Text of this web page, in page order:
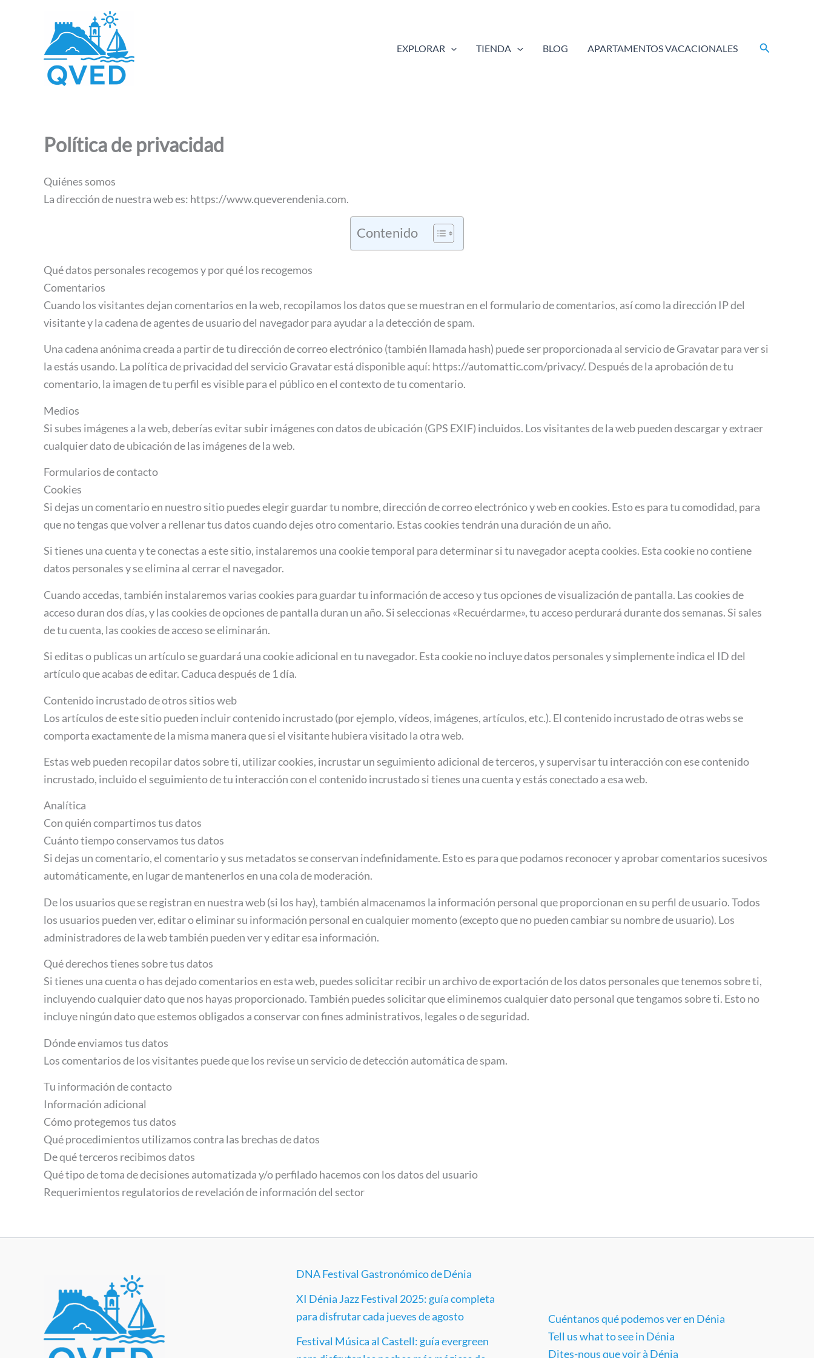
EXPLORAR TIENDA BLOG APARTAMENTOS VACACIONALES Buscar
Política de privacidad
Quiénes somos
La dirección de nuestra web es: https://www.queverendenia.com.
Contenido
Qué datos personales recogemos y por qué los recogemos
Comentarios
Cuando los visitantes dejan comentarios en la web, recopilamos los datos que se muestran en el formulario de comentarios, así como la dirección IP del
visitante y la cadena de agentes de usuario del navegador para ayudar a la detección de spam.
Una cadena anónima creada a partir de tu dirección de correo electrónico (también llamada hash) puede ser proporcionada al servicio de Gravatar para ver si
la estás usando. La política de privacidad del servicio Gravatar está disponible aquí: https://automattic.com/privacy/. Después de la aprobación de tu
comentario, la imagen de tu perfil es visible para el público en el contexto de tu comentario.
Medios
Si subes imágenes a la web, deberías evitar subir imágenes con datos de ubicación (GPS EXIF) incluidos. Los visitantes de la web pueden descargar y extraer
cualquier dato de ubicación de las imágenes de la web.
Formularios de contacto
Cookies
Si dejas un comentario en nuestro sitio puedes elegir guardar tu nombre, dirección de correo electrónico y web en cookies. Esto es para tu comodidad, para
que no tengas que volver a rellenar tus datos cuando dejes otro comentario. Estas cookies tendrán una duración de un año.
Si tienes una cuenta y te conectas a este sitio, instalaremos una cookie temporal para determinar si tu navegador acepta cookies. Esta cookie no contiene
datos personales y se elimina al cerrar el navegador.
Cuando accedas, también instalaremos varias cookies para guardar tu información de acceso y tus opciones de visualización de pantalla. Las cookies de
acceso duran dos días, y las cookies de opciones de pantalla duran un año. Si seleccionas «Recuérdarme», tu acceso perdurará durante dos semanas. Si sales
de tu cuenta, las cookies de acceso se eliminarán.
Si editas o publicas un artículo se guardará una cookie adicional en tu navegador. Esta cookie no incluye datos personales y simplemente indica el ID del
artículo que acabas de editar. Caduca después de 1 día.
Contenido incrustado de otros sitios web
Los artículos de este sitio pueden incluir contenido incrustado (por ejemplo, vídeos, imágenes, artículos, etc.). El contenido incrustado de otras webs se
comporta exactamente de la misma manera que si el visitante hubiera visitado la otra web.
Estas web pueden recopilar datos sobre ti, utilizar cookies, incrustar un seguimiento adicional de terceros, y supervisar tu interacción con ese contenido
incrustado, incluido el seguimiento de tu interacción con el contenido incrustado si tienes una cuenta y estás conectado a esa web.
Analítica
Con quién compartimos tus datos
Cuánto tiempo conservamos tus datos
Si dejas un comentario, el comentario y sus metadatos se conservan indefinidamente. Esto es para que podamos reconocer y aprobar comentarios sucesivos
automáticamente, en lugar de mantenerlos en una cola de moderación.
De los usuarios que se registran en nuestra web (si los hay), también almacenamos la información personal que proporcionan en su perfil de usuario. Todos
los usuarios pueden ver, editar o eliminar su información personal en cualquier momento (excepto que no pueden cambiar su nombre de usuario). Los
administradores de la web también pueden ver y editar esa información.
Qué derechos tienes sobre tus datos
Si tienes una cuenta o has dejado comentarios en esta web, puedes solicitar recibir un archivo de exportación de los datos personales que tenemos sobre ti,
incluyendo cualquier dato que nos hayas proporcionado. También puedes solicitar que eliminemos cualquier dato personal que tengamos sobre ti. Esto no
incluye ningún dato que estemos obligados a conservar con fines administrativos, legales o de seguridad.
Dónde enviamos tus datos
Los comentarios de los visitantes puede que los revise un servicio de detección automática de spam.
Tu información de contacto
Información adicional
Cómo protegemos tus datos
Qué procedimientos utilizamos contra las brechas de datos
De qué terceros recibimos datos
Qué tipo de toma de decisiones automatizada y/o perfilado hacemos con los datos del usuario
Requerimientos regulatorios de revelación de información del sector
DNA Festival Gastronómico de Dénia
XI Dénia Jazz Festival 2025: guía completa
para disfrutar cada jueves de agosto
Festival Música al Castell: guía evergreen
Cuéntanos qué podemos ver en Dénia
Tell us what to see in Dénia
Dites-nous que voir à Dénia